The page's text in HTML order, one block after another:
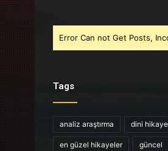
Error Can not Get Posts,
Tags
analiz araştırma dini
en güzel hikayeler güncel